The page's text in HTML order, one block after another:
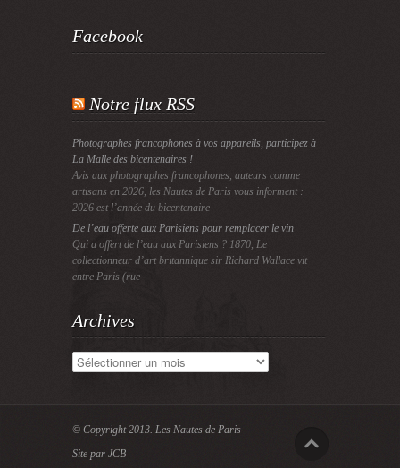
Facebook
Notre flux RSS
Photographes francophones à vos appareils, participez à
La Malle des bicentenaires !
Avis aux photographes francophones, auteurs comme
artisans en 2026, les Nautes de Paris vous informent :
2026 est l’année du bicentenaire
De l’eau offerte aux Parisiens pour remplacer le vin
Qui a offert de l’eau aux Parisiens ? 1870, Le
collectionneur d’art britannique sir Richard Wallace vit
entre Paris (rue
Archives
Archives
© Copyright 2013. Les Nautes de Paris
Site par JCB